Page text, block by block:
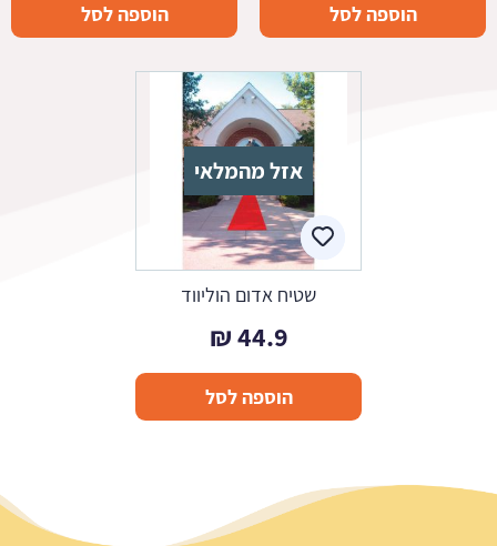
הוספה לסל הוספה לסל
אזל מהמלאי
שטיח אדום הוליווד
44.9
₪
הוספה לסל